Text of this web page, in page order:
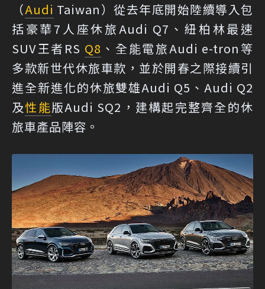
（Audi Taiwan）從去年底開始陸續導入包
括豪華7人座休旅Audi Q7、紐柏林最速
SUV王者RS Q8 、全能電旅Audi e-tron等
多款新世代休旅車款，並於開春之際接續引
進全新進化的休旅雙雄Audi Q5、Audi Q2
及性能版Audi SQ2，建構起完整齊全的休
旅車產品陣容。